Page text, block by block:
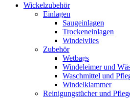
Wickelzubehör
Einlagen
Saugeinlagen
Trockeneinlagen
Windelvlies
Zubehör
Wetbags
Windeleimer und
Waschmittel und
Windelklammer
Reinigungstücher und